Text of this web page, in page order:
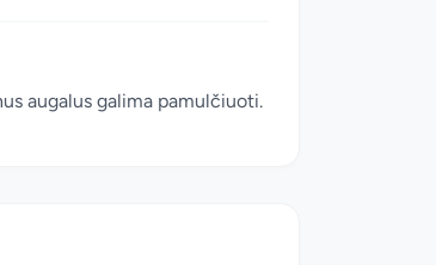
augalus galima pamulčiuoti.